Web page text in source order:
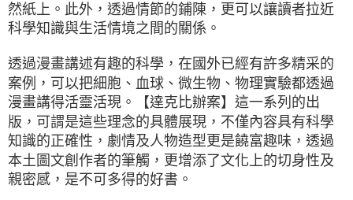
然紙上。此外，透過情節的鋪陳，更可以讓讀者拉近
科學知識與生活情境之間的關係。
透過漫畫講述有趣的科學，在國外已經有許多精采的
案例，可以把細胞、血球、微生物、物理實驗都透過
漫畫講得活靈活現。【達克比辦案】這一系列的出
版，可謂是這些理念的具體展現，不僅內容具有科學
知識的正確性，劇情及人物造型更是饒富趣味，透過
本土圖文創作者的筆觸，更增添了文化上的切身性及
親密感，是不可多得的好書。